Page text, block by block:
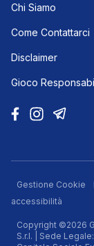
Chi Siamo
Come Contattarci
Disclaimer
Gioco
Gestione Cookie
accessibilità
Copyright ©2026
S.r.l. | Sede